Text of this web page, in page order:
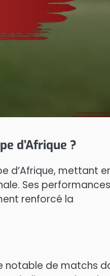
d’Afrique ?
d’Afrique, mettant
Ses performances
renforcé la
notable de matchs